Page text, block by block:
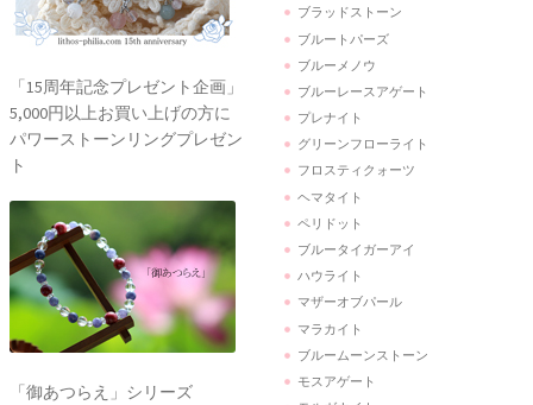
「15周年記念プレゼント企画」
5,000円以上お買い上げの方に
パワーストーンリングプレゼン
ト
「御あつらえ」シリーズ
ブラッドストーン
ブルートパーズ
ブルーメノウ
ブルーレースアゲート
プレナイト
グリーンフローライト
フロスティクォーツ
ヘマタイト
ペリドット
ブルータイガーアイ
ハウライト
マザーオブパール
マラカイト
ブルームーンストーン
モスアゲート